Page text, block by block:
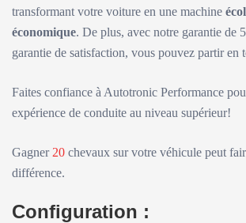
transformant votre voiture en une machine
économique. De plus, avec notre garantie de
garantie de satisfaction, vous pouvez partir en
Faites confiance à Autotronic Performance
expérience de conduite au niveau supérieur!
Gagner 20 chevaux sur votre véhicule peut
différence.
Configuration :